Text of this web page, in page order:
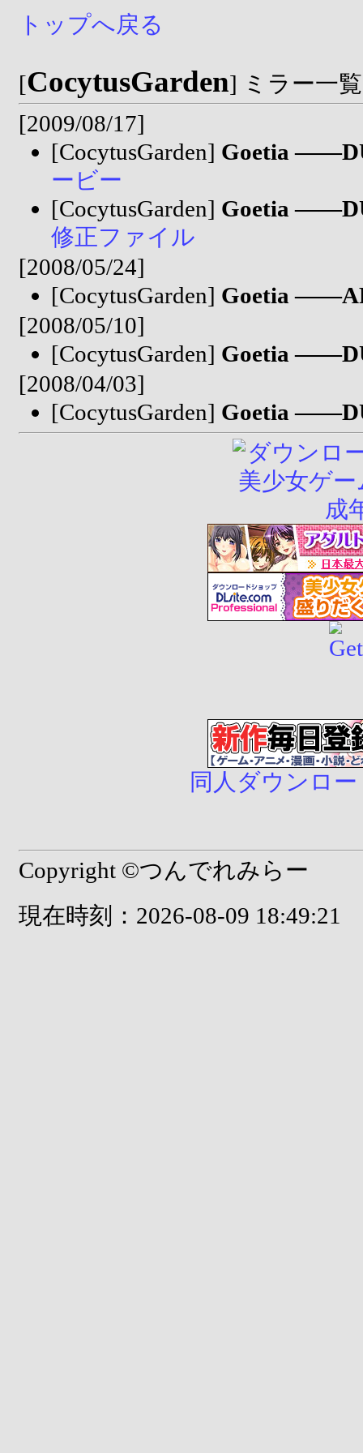
トップへ戻る
[CocytusGarden] ミラー一覧
[2009/08/17]
[CocytusGarden] Goetia
ービー
[CocytusGarden] Goetia
修正ファイル
[2008/05/24]
[CocytusGarden] Goetia
[2008/05/10]
[CocytusGarden] Goetia
[2008/04/03]
[CocytusGarden] Goetia
同人ダウンロー
Copyright ©つんでれみらー
現在時刻：2026-08-09 18:49:21